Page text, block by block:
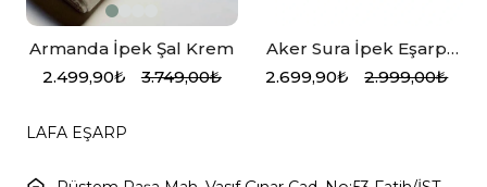
Armanda İpek Şal Krem
2.499,90₺
3.749,00₺
Aker Sura İpek Eşarp
8989701-392
2.699,90₺ 2.999,00₺
LAFA EŞARP